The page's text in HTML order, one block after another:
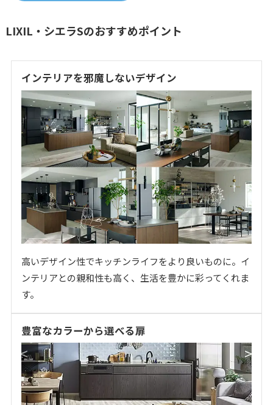
LIXIL・シエラSのおすすめポイント
インテリアを邪魔しないデザイン
高いデザイン性でキッチンライフをより良いものに。イ
ンテリアとの親和性も高く、生活を豊かに彩ってくれま
す。
豊富なカラーから選べる扉